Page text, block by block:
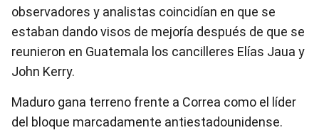
observadores y analistas coincidían en que se
estaban dando visos de mejoría después de que se
reunieron en Guatemala los cancilleres Elías Jaua y
John Kerry.
Maduro gana terreno frente a Correa como el líder
del bloque marcadamente antiestadounidense.